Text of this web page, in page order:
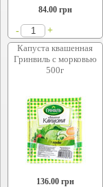
84.00грн
- +
Капуста квашенная
Гринвиль с морковью
500г
136.00грн